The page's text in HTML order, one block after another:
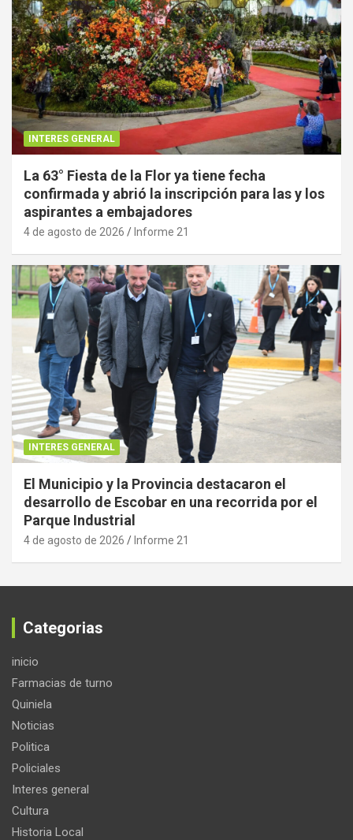
INTERES GENERAL
La 63° Fiesta de la Flor ya tiene fecha
confirmada y abrió la inscripción para las y los
aspirantes a embajadores
4 de agosto de 2026 Informe 21
INTERES GENERAL
El Municipio y la Provincia destacaron el
desarrollo de Escobar en una recorrida por el
Parque Industrial
4 de agosto de 2026 Informe 21
Categorias
inicio
Farmacias de turno
Quiniela
Noticias
Politica
Policiales
Interes general
Cultura
Historia Local